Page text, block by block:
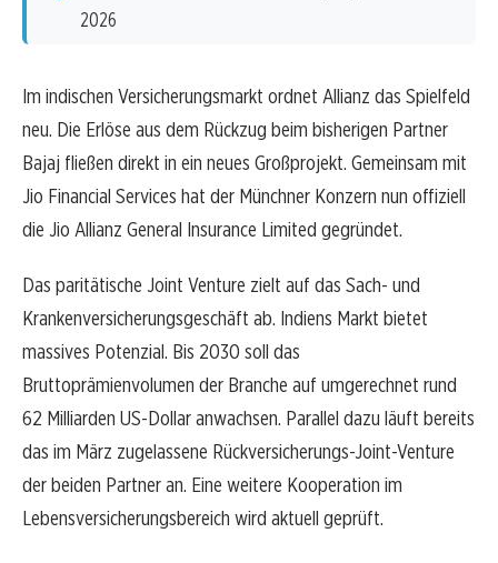
2026
Im indischen Versicherungsmarkt ordnet Allianz das Spielfeld
neu. Die Erlöse aus dem Rückzug beim bisherigen Partner
Bajaj fließen direkt in ein neues Großprojekt. Gemeinsam mit
Jio Financial Services hat der Münchner Konzern nun offiziell
die Jio Allianz General Insurance Limited gegründet.
Das paritätische Joint Venture zielt auf das Sach- und
Krankenversicherungsgeschäft ab. Indiens Markt bietet
massives Potenzial. Bis 2030 soll das
Bruttoprämienvolumen der Branche auf umgerechnet rund
62 Milliarden US-Dollar anwachsen. Parallel dazu läuft bereits
das im März zugelassene Rückversicherungs-Joint-Venture
der beiden Partner an. Eine weitere Kooperation im
Lebensversicherungsbereich wird aktuell geprüft.